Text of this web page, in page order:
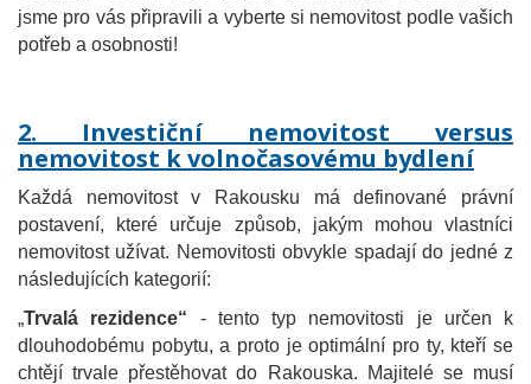
jsme pro vás připravili a vyberte si nemovitost podle vašich
potřeb a osobnosti!
2. Investiční nemovitost versus
nemovitost k volnočasovému bydlení
Každá nemovitost v Rakousku má definované právní
postavení, které určuje způsob, jakým mohou vlastníci
nemovitost užívat. Nemovitosti obvykle spadají do jedné z
následujících kategorií:
„Trvalá rezidence“ - tento typ nemovitosti je určen k
dlouhodobému pobytu, a proto je optimální pro ty, kteří se
chtějí trvale přestěhovat do Rakouska. Majitelé se musí